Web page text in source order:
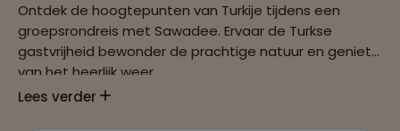
Ontdek de hoogtepunten van Turkije tijdens een
groepsrondreis met Sawadee. Ervaar de Turkse
gastvrijheid bewonder de prachtige natuur en geniet
van het heerlijk weer.
Lees verder